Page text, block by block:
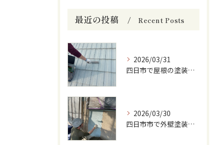
最近の投稿 Recent Posts
2026/03/31
四日市で屋根の塗装をしています
2026/03/30
四日市市で外壁塗装をしています